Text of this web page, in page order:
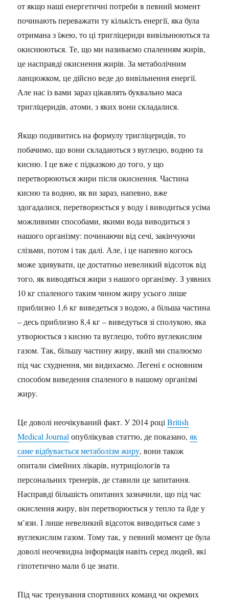
от якщо наші енергетичні потреби в певний момент
починають переважати ту кількість енергії, яка була
отримана з їжею, то ці тригліцериди вивільнюються та
окиснюються. Те, що ми називаємо спаленням жирів,
це насправді окиснення жирів. За метаболічним
ланцюжком, це дійсно веде до вивільнення енергії.
Але нас із вами зараз цікавлять буквально маса
тригліцеридів, атоми, з яких вони складалися.
Якщо подивитись на формулу тригліцеридів, то
побачимо, що вони складаються з вуглецю, водню та
кисню. І це вже є підказкою до того, у що
перетворюються жири після окиснення. Частина
кисню та водню, як ви зараз, напевно, вже
здогадалися, перетворюється у воду і виводиться усіма
можливими способами, якими вода виводиться з
нашого організму: починаючи від сечі, закінчуючи
слізьми, потом і так далі. Але, і це напевно когось
може здивувати, це достатньо невеликий відсоток від
того, як виводяться жири з нашого організму. З уявних
10 кг спаленого таким чином жиру усього лише
приблизно 1,6 кг виведеться з водою, а більша частина
– десь приблизно 8,4 кг – виведуться зі сполукою, яка
утворюється з кисню та вуглецю, тобто вуглекислим
газом. Так, більшу частину жиру, який ми спалюємо
під час схуднення, ми видихаємо. Легені є основним
способом виведення спаленого в нашому організмі
жиру.
Це доволі неочікуваний факт. У 2014 роціBritish
Medical Journal опублікував статтю, де показано,як
саме відбувається метаболізм жиру, вони також
опитали сімейних лікарів, нутриціологів та
персональних тренерів, де ставили це запитання.
Насправді більшість опитаних зазначили, що під час
окислення жиру, він перетворюється у тепло та йде у
м’язи. І лише невеликий відсоток виводиться саме з
вуглекислим газом. Тому так, у певний момент це була
доволі неочевидна інформація навіть серед людей, які
гіпотетично мали б це знати.
Під час тренування спортивних команд чи окремих